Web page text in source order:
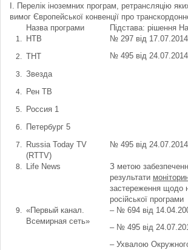
І. Перелік іноземних програм, ретрансляцію
вимог Європейської конвенції про
Назва програми
Підстава: рішення
НТВ
№ 297 від 17.07.2014
№ 495 від 24.07.2014
ТНТ
Звезда
Рен ТВ
Россия 1
Петербург 5
Russia Today TV
(RTTV)
№ 495 від 24.07.2014
Life News
З метою
результати
застереження щодо
російської програми
«Первый канал.
Всемирная сеть»
– № 694 від
– № 495 від
– Ухвалою